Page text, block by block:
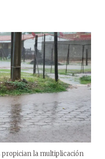
la multiplicación